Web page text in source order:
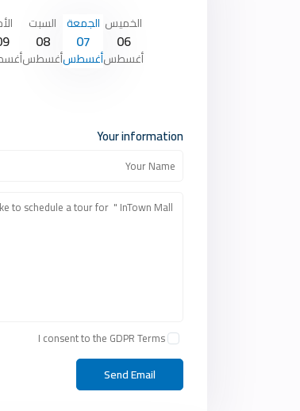
الخميس
06
أغسطس
الجمعة
07
أغسطس
السبت
08
أغسطس
Your information
I consent to the GDPR Terms